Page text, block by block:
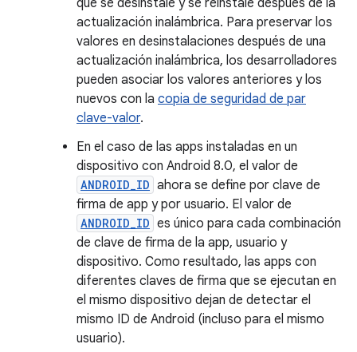
que se desinstale y se reinstale después de la
actualización inalámbrica. Para preservar los
valores en desinstalaciones después de una
actualización inalámbrica, los desarrolladores
pueden asociar los valores anteriores y los
nuevos con la copia de seguridad de par
clave-valor.
En el caso de las apps instaladas en un
dispositivo con Android 8.0, el valor de
ANDROID_ID ahora se define por clave de
firma de app y por usuario. El valor de
ANDROID_ID es único para cada combinación
de clave de firma de la app, usuario y
dispositivo. Como resultado, las apps con
diferentes claves de firma que se ejecutan en
el mismo dispositivo dejan de detectar el
mismo ID de Android (incluso para el mismo
usuario).